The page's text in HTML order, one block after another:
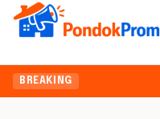
BREAKING